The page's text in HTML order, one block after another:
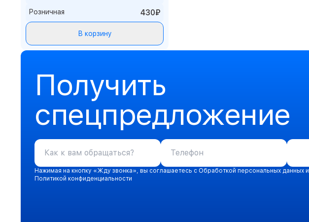
Розничная 430₽
В корзину
Получить
спецпредложение
Нажимая на кнопку «Жду звонка», вы соглашаетесь с Обработкой персональных данных и
Политикой конфиденциальности